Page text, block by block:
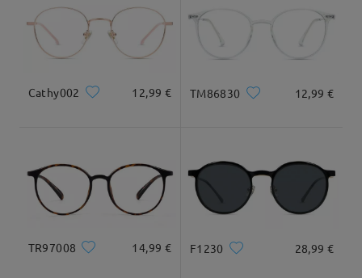
Entrega
Cathy002 12,99 € TM86830 12,99 €
TR97008 14,99 € F1230 28,99 €